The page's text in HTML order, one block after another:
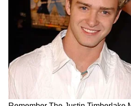
ಕರ್ತವ್ಯದಲ್ಲಿರುವ